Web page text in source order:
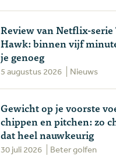
Review van Netflix-serie
Hawk: binnen vijf
je genoeg
5 augustus 2026 Nieuws
Gewicht op je voorste
chippen en pitchen: zo
dat heel nauwkeurig
30 juli 2026 Beter golfen